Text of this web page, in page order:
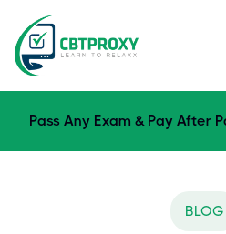
Pass Any Exam & Pay After
BLOG